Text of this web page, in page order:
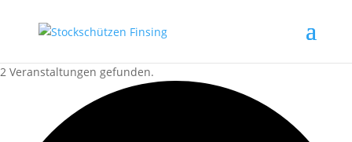
2 Veranstaltungen gefunden.